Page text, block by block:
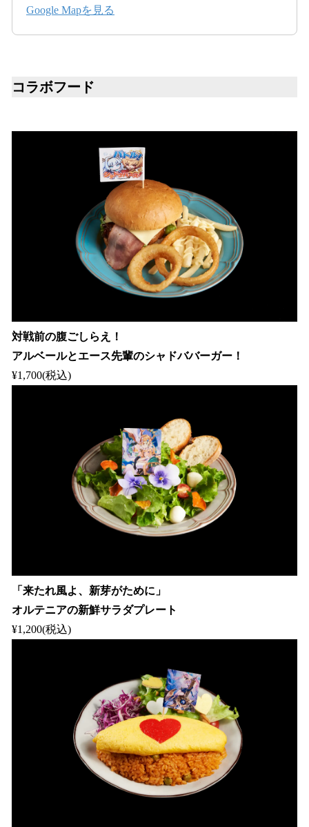
Google Mapを見る
コラボフード
対戦前の腹ごしらえ！
アルベールとエース先輩のシャドババーガー！
¥1,700(税込)
「来たれ風よ、新芽がために」
オルテニアの新鮮サラダプレート
¥1,200(税込)